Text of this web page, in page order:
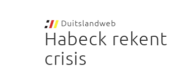
Duitslandweb
Habeck
crisis